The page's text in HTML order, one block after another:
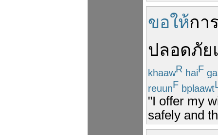
ขอให้กา
ปลอดภัย
khaawR haiF
reuunF bplaawt
"I offer my
safely and